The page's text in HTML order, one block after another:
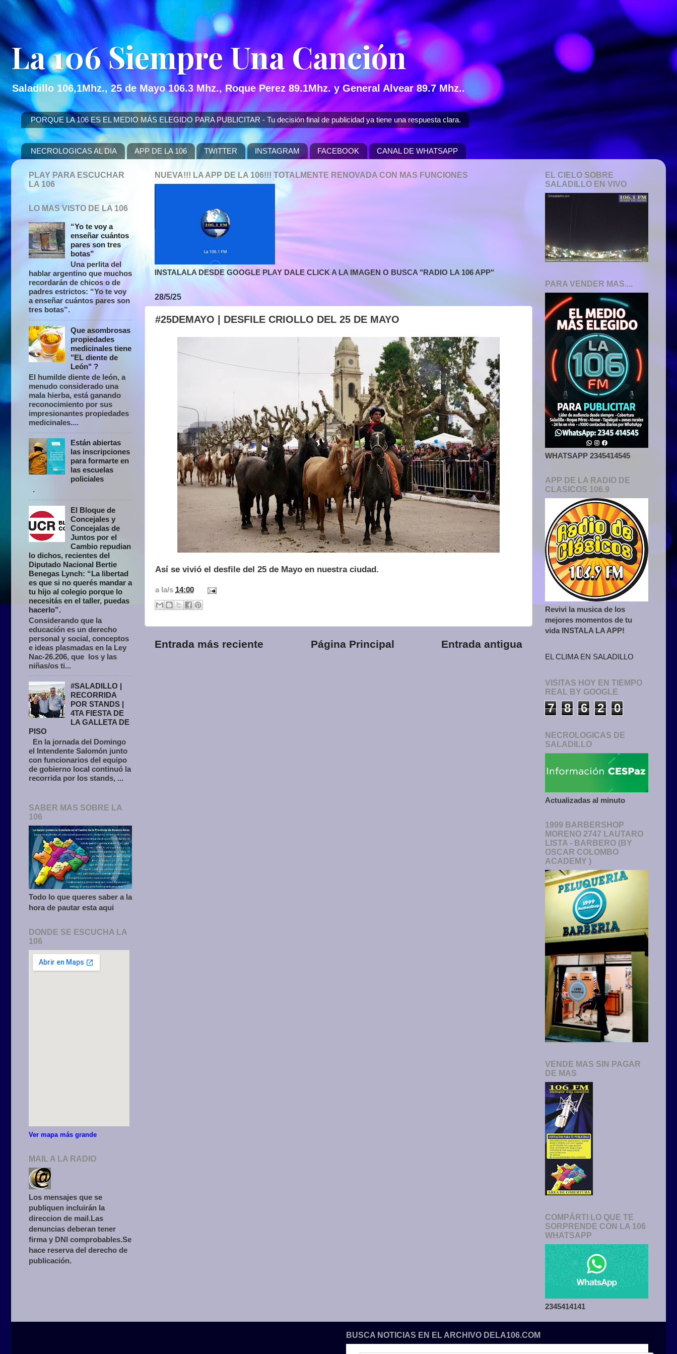
La 106 Siempre Una Canción
Saladillo 106,1Mhz., 25 de Mayo 106.3 Mhz., Roque Perez 89.1Mhz. y General Alvear 89.7 Mhz..
PORQUE LA 106 ES EL MEDIO MÁS ELEGIDO PARA PUBLICITAR - Tu decisión final de publicidad ya tiene una respuesta clara.
NECROLOGICAS AL DIA APP DE LA 106 TWITTER INSTAGRAM FACEBOOK CANAL DE WHATSAPP
NUEVA!!! LA APP DE LA 106!!! TOTALMENTE RENOVADA CON MAS FUNCIONES
INSTALALA DESDE GOOGLE PLAY DALE CLICK A LA IMAGEN O BUSCA "RADIO LA 106 APP"
28/5/25
#25DEMAYO | DESFILE CRIOLLO DEL 25 DE MAYO
Así se vivió el desfile del 25 de Mayo en nuestra ciudad.
a la/s 14:00
Entrada más reciente Entrada antigua
Página Principal
PLAY PARA ESCUCHAR
LA 106
LO MAS VISTO DE LA 106
“Yo te voy a
enseñar cuántos
pares son tres
botas”
Una perlita del
hablar argentino que muchos
recordarán de chicos o de
padres estrictos: “Yo te voy
a enseñar cuántos pares son
tres botas”.
Que asombrosas
propiedades
medicinales tiene
"EL diente de
León" ?
El humilde diente de león, a
menudo considerado una
mala hierba, está ganando
reconocimiento por sus
impresionantes propiedades
medicinales....
Están abiertas
las inscripciones
para formarte en
las escuelas
policiales
.
El Bloque de
Concejales y
Concejalas de
Juntos por el
Cambio repudian
lo dichos, recientes del
Diputado Nacional Bertie
Benegas Lynch: “La libertad
es que si no querés mandar a
tu hijo al colegio porque lo
necesitás en el taller, puedas
hacerlo”.
Considerando que la
educación es un derecho
personal y social, conceptos
e ideas plasmadas en la Ley
Nac-26.206, que los y las
niñas/os ti...
#SALADILLO |
RECORRIDA
POR STANDS |
4TA FIESTA DE
LA GALLETA DE
PISO
En la jornada del Domingo
el Intendente Salomón junto
con funcionarios del equipo
de gobierno local continuó la
recorrida por los stands, ...
SABER MAS SOBRE LA
106
Todo lo que queres saber a la
hora de pautar esta aqui
DONDE SE ESCUCHA LA
106
Ver mapa más grande
MAIL A LA RADIO
Los mensajes que se
publiquen incluirán la
direccion de mail.Las
denuncias deberan tener
firma y DNI comprobables.Se
hace reserva del derecho de
publicación.
EL CIELO SOBRE
SALADILLO EN VIVO
PARA VENDER MAS....
WHATSAPP 2345414545
APP DE LA RADIO DE
CLASICOS 106.9
Revivi la musica de los
mejores momentos de tu
vida INSTALA LA APP!
EL CLIMA EN SALADILLO
VISITAS HOY EN TIEMPO
REAL BY GOOGLE
7 8 6 2 0
NECROLOGICAS DE
SALADILLO
Actualizadas al minuto
1999 BARBERSHOP
MORENO 2747 LAUTARO
LISTA - BARBERO (BY
OSCAR COLOMBO
ACADEMY )
VENDE MAS SIN PAGAR
DE MAS
COMPÁRTI LO QUE TE
SORPRENDE CON LA 106
WHATSAPP
2345414141
BUSCA NOTICIAS EN EL ARCHIVO DELA106.COM